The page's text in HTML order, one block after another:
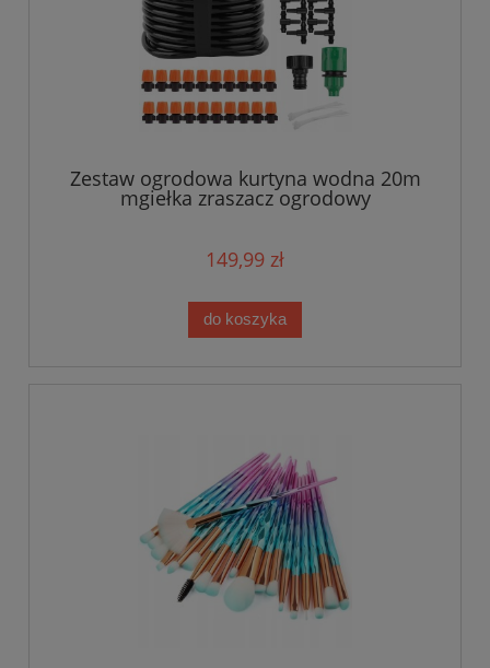
Zestaw ogrodowa kurtyna wodna 20m
mgiełka zraszacz ogrodowy
149,99 zł
do koszyka